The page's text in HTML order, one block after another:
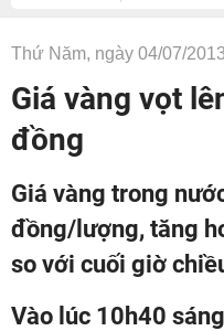
Thứ Năm, ngày 04/07/
Giá vàng vọt
đồng
Giá vàng trong
đồng/lượng, tăng
so với cuối giờ
Vào lúc 10h40